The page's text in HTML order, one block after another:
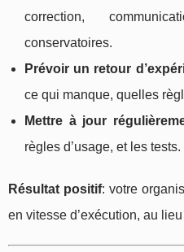
correction,
conservatoires.
Prévoir un retour
ce qui manque, quelles
Mettre à jour
règles d’usage, et les tests.
Résultat positif: votre
en vitesse d’exécution, au